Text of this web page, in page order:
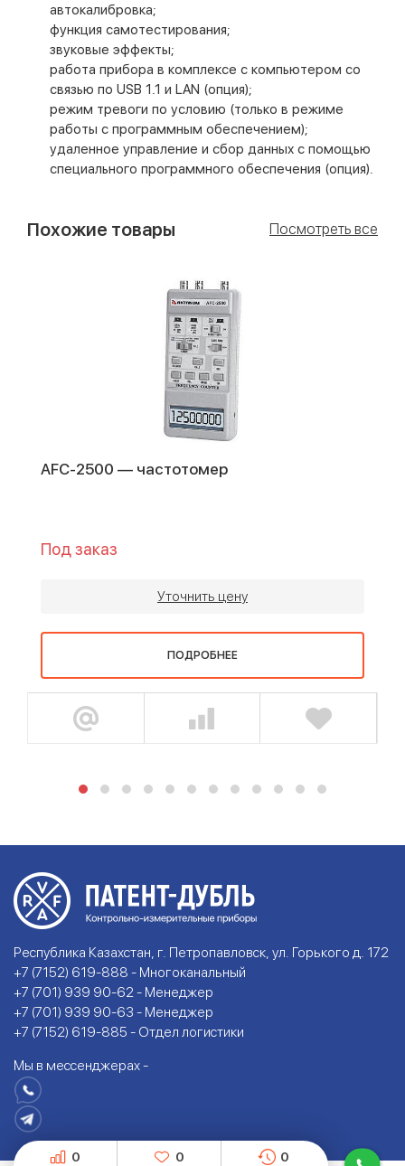
автокалибровка;
функция самотестирования;
звуковые эффекты;
работа прибора в комплексе с компьютером со
связью по USB 1.1 и LAN (опция);
режим тревоги по условию (только в режиме
работы с программным обеспечением);
удаленное управление и сбор данных с помощью
специального программного обеспечения (опция).
Похожие товары Посмотреть все
AFC-2500 — частотомер
Под заказ
Уточнить цену
ПОДРОБНЕЕ
Республика Казахстан, г. Петропавловск, ул. Горького д. 172
+7 (7152) 619-888 - Многоканальный
+7 (701) 939 90-62 - Менеджер
+7 (701) 939 90-63 - Менеджер
+7 (7152) 619-885 - Отдел логистики
Мы в мессенджерах -
0 0 0